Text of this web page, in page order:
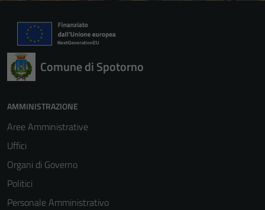
Comune di Spotorno
AMMINISTRAZIONE
Aree Amministrative
Uffici
Organi di Governo
Politici
Personale Amministrativo